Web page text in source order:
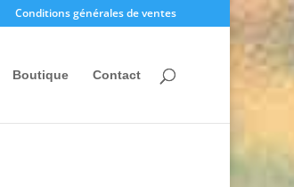
Conditions générales de ventes
Boutique Contact